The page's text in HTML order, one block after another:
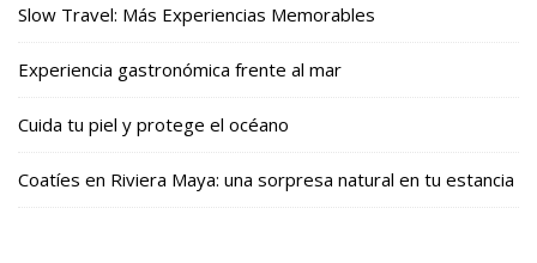
Slow Travel: Más Experiencias Memorables
Experiencia gastronómica frente al mar
Cuida tu piel y protege el océano
Coatíes en Riviera Maya: una sorpresa natural en tu estancia